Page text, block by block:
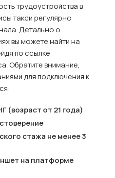
трудоустройства в
такси регулярно
Детально о
вы можете найти на
по ссылке
Обратите внимание,
для подключения к
(возраст от 21 года)
стажа не менее 3
на платформе